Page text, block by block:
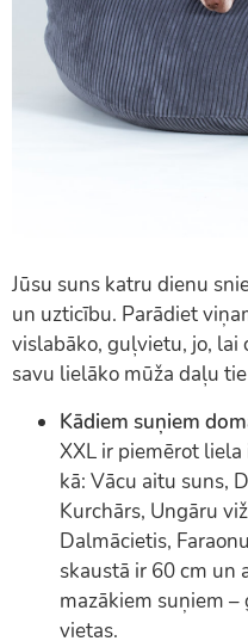
Jūsu suns katru dienu
un uzticību. Parādiet
vislabāko, guļvietu, jo, lai
savu lielāko mūža daļu
Kādiem suņiem
XXL ir piemērot
kā: Vācu aitu suns,
Kurchārs, Ungāru
Dalmācietis,
skaustā ir 60 cm un
mazākiem suņiem
vietas.